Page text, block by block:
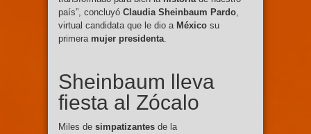
país”, concluyó Claudia Sheinbaum Pardo,
virtual candidata que le dio a México su
primera mujer presidenta.
Sheinbaum lleva
fiesta al Zócalo
Miles de simpatizantes de la